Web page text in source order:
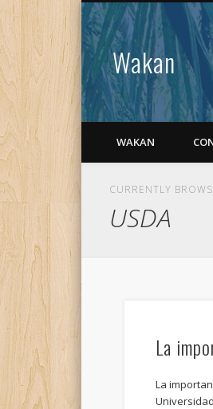
Wakan
WAKAN
CURRENTLY
USDA
La
La